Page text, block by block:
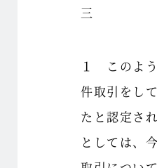
三
１ このよ
件取引をし
たと認定さ
としては、